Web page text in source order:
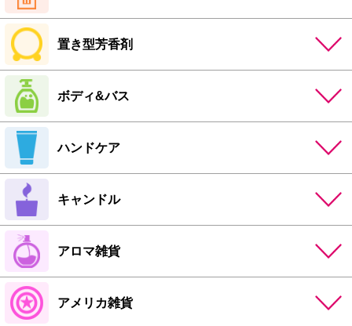
置き型芳香剤
ボディ&バス
ハンドケア
キャンドル
アロマ雑貨
アメリカ雑貨